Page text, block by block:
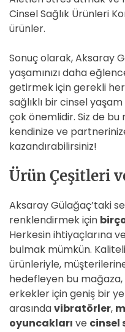
Cinsel Sağlık Ürünleri
ürünler.
Sonuç olarak, Aksaray
yaşamınızı daha
getirmek için gerekli
sağlıklı bir cinsel
çok önemlidir. Siz de
kendinize ve
kazandırabilirsiniz!
Ürün Çeşitleri
Aksaray Gülağaç’taki
renklendirmek için
Herkesin ihtiyaçlarına
bulmak mümkün.
ürünleriyle,
hedefleyen bu
erkekler için geniş bir
arasındavibratörler,
oyuncakları ve cinsel